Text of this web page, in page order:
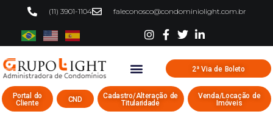
(11) 3901-1104 faleconosco@condominiolight.com.br
2ª Via de Boleto
Portal do
Cliente
CND
Cadastro/Alteração de
Titularidade
Venda/Locação de
Imóveis